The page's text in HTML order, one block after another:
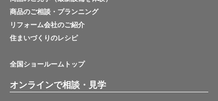
商品のご相談・プランニング
リフォーム会社のご紹介
住まいづくりのレシピ
全国ショールームトップ
オンラインで相談・見学